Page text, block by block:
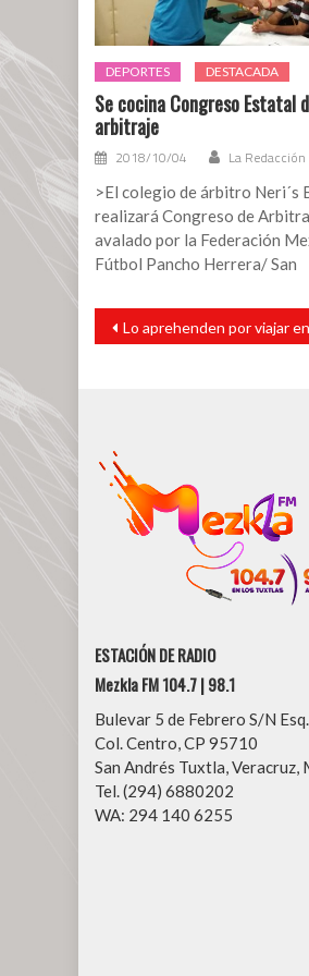
DEPORTES DESTACADA
Se cocina Congreso Estatal
arbitraje
2018/10/04 La Redacción
>El colegio de árbitro Neri´s
realizará Congreso de
avalado por la Federación
Fútbol Pancho Herrera/ San
Navegación
entradas
Lo aprehenden por viajar en
ESTACIÓN DE RADIO
Mezkla FM 104.7 | 98.1
Bulevar 5 de Febrero S/N
Col. Centro, CP 95710
San Andrés Tuxtla, Veracruz,
Tel. (294) 6880202
WA: 294 140 6255